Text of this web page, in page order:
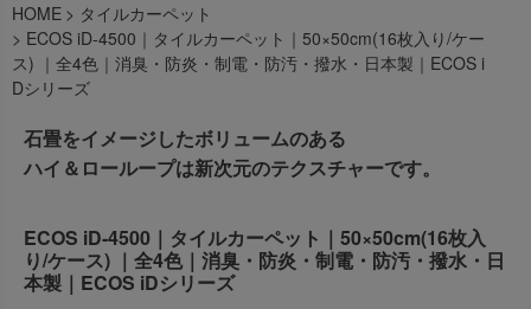
お見舞い申し上げます。 この地震の影響により、現在、一
部地域を発着するお荷物のお届けに遅れが生じておりま
す。
・全国から九州あてのお荷物
・九州から全国あてのお荷物
サービスへの影響が変更となる場合がございます。
お客さまにはご不便をおかけいたしますが、何卒ご理解賜
りますようお願い申し上げます。
当店は は2026年8月11日(火)～2026年8月16日(日)
を休業とさせて頂きます。
休業中のご注文に関しては自動返信メールは届きますが、
当店からの注文確認メールの送信、当店へのお問い合わせ
へのご返答ができかねます。 休業明けから順次送信させて
いただきますのでよろしくお願いいたします。
商品の出荷は2026年8月18日(火)以降となります。
→オーダー商品など、詳しくはこちらから
HOME
タイルカーペット
ECOS iD-4500｜タイルカーペット｜50×50cm(16枚入り/ケー
ス) ｜全4色｜消臭・防炎・制電・防汚・撥水・日本製｜ECOS i
Dシリーズ
石畳をイメージしたボリュームのある
ハイ＆ローループは新次元のテクスチャーです。
ECOS iD-4500｜タイルカーペット｜50×50cm(16枚入
り/ケース) ｜全4色｜消臭・防炎・制電・防汚・撥水・日
本製｜ECOS iDシリーズ